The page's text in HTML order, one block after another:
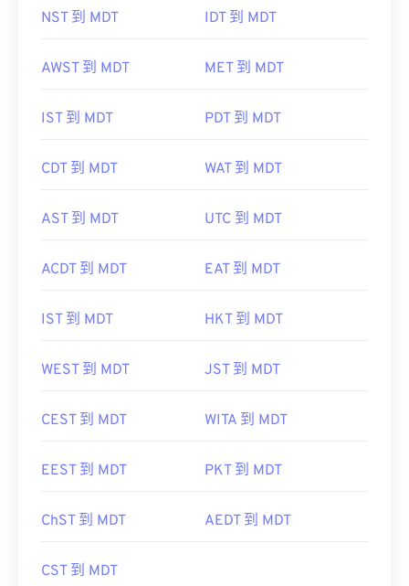
NST 到 MDT IDT 到 MDT
AWST 到 MDT MET 到 MDT
IST 到 MDT PDT 到 MDT
CDT 到 MDT WAT 到 MDT
AST 到 MDT UTC 到 MDT
ACDT 到 MDT EAT 到 MDT
IST 到 MDT HKT 到 MDT
WEST 到 MDT JST 到 MDT
CEST 到 MDT WITA 到 MDT
EEST 到 MDT PKT 到 MDT
ChST 到 MDT AEDT 到 MDT
CST 到 MDT